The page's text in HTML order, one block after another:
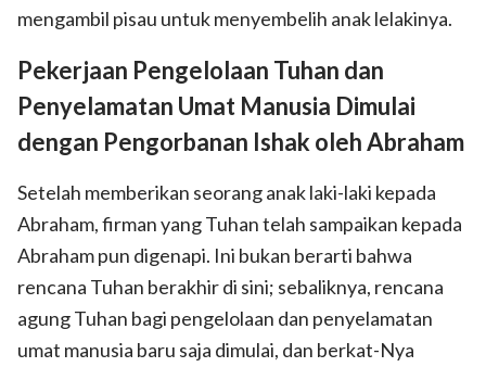
mengambil pisau untuk menyembelih anak lelakinya.
Pekerjaan Pengelolaan Tuhan dan
Penyelamatan Umat Manusia Dimulai
dengan Pengorbanan Ishak oleh Abraham
Setelah memberikan seorang anak laki-laki kepada
Abraham, firman yang Tuhan telah sampaikan kepada
Abraham pun digenapi. Ini bukan berarti bahwa
rencana Tuhan berakhir di sini; sebaliknya, rencana
agung Tuhan bagi pengelolaan dan penyelamatan
umat manusia baru saja dimulai, dan berkat-Nya